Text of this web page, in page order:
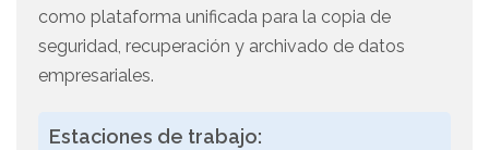
como plataforma unificada para la copia de
seguridad, recuperación y archivado de datos
empresariales.
Estaciones de trabajo: